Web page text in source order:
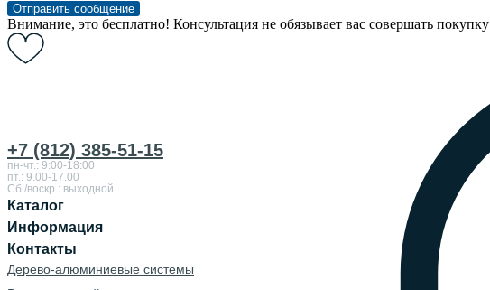
+7 (812) 385-51-15
пн-чт.: 9:00-18:00
пт.: 9.00-17.00
Сб./воскр.: выходной
Каталог
Информация
Контакты
Дерево-алюминиевые системы
Отправить сообщение
Внимание, это бесплатно! Консультация не обязывает вас совершать покупку